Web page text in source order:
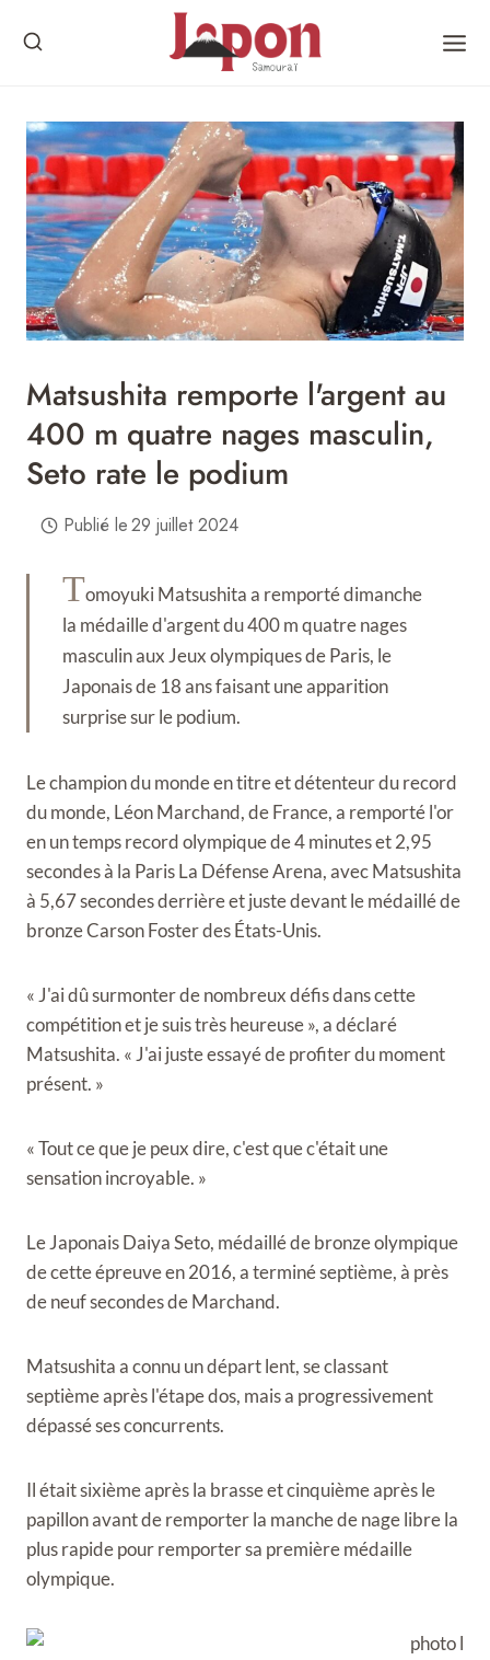
Matsushita remporte l'argent au
400 m quatre nages masculin,
Seto rate le podium
Publié le29 juillet 2024
Tomoyuki Matsushita a remporté dimanche
la médaille d'argent du 400 m quatre nages
masculin aux Jeux olympiques de Paris, le
Japonais de 18 ans faisant une apparition
surprise sur le podium.
Le champion du monde en titre et détenteur du record
du monde, Léon Marchand, de France, a remporté l'or
en un temps record olympique de 4 minutes et 2,95
secondes à la Paris La Défense Arena, avec Matsushita
à 5,67 secondes derrière et juste devant le médaillé de
bronze Carson Foster des États-Unis.
« J'ai dû surmonter de nombreux défis dans cette
compétition et je suis très heureuse », a déclaré
Matsushita. « J'ai juste essayé de profiter du moment
présent. »
« Tout ce que je peux dire, c'est que c'était une
sensation incroyable. »
Le Japonais Daiya Seto, médaillé de bronze olympique
de cette épreuve en 2016, a terminé septième, à près
de neuf secondes de Marchand.
Matsushita a connu un départ lent, se classant
septième après l'étape dos, mais a progressivement
dépassé ses concurrents.
Il était sixième après la brasse et cinquième après le
papillon avant de remporter la manche de nage libre la
plus rapide pour remporter sa première médaille
olympique.